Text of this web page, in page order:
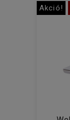
Akció!